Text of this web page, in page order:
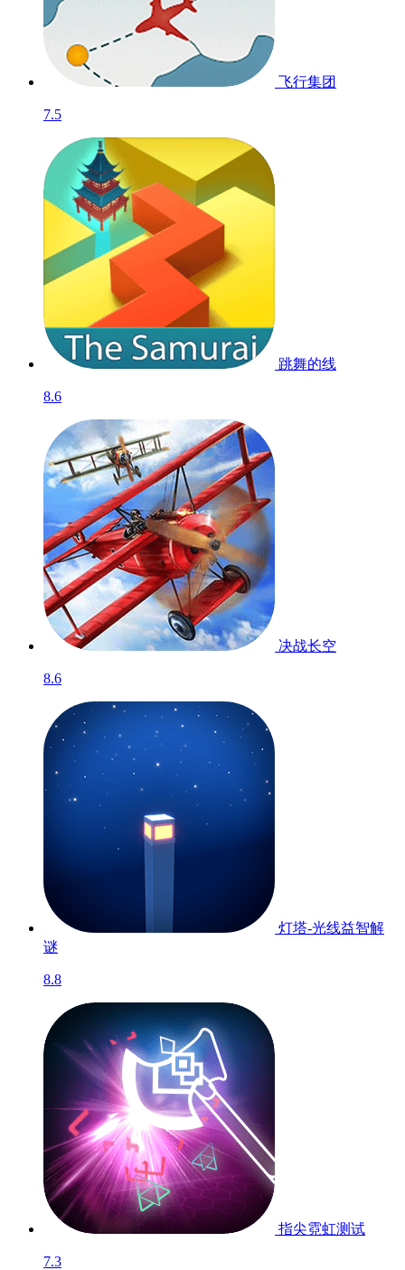
飞行集团
7.5
跳舞的线
8.6
决战长空
8.6
灯塔-光线益智解
谜
8.8
指尖霓虹测试
7.3